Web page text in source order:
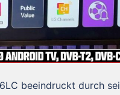
beeindruckt durch